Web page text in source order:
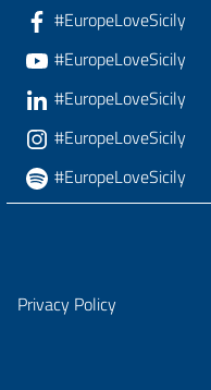
#EuropeLoveSicily
#EuropeLoveSicily
#EuropeLoveSicily
#EuropeLoveSicily
#EuropeLoveSicily
Privacy Policy